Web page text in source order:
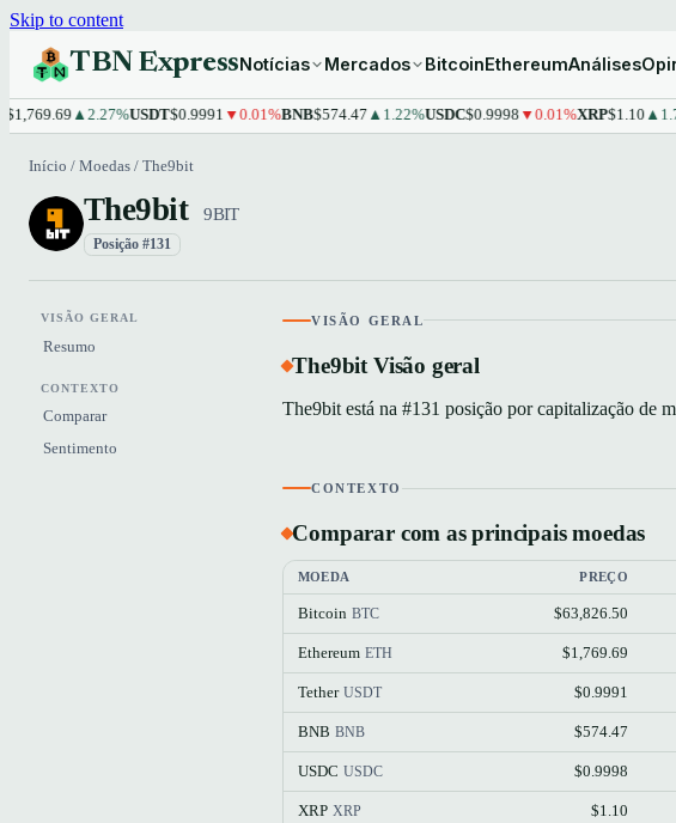
Skip to content
TBN ExpressNotícias Mercados BitcoinEthereumAnálises
▲2.27%USDT$0.9991▼0.01%BNB$574.47▲1.22%USDC$0.9998▼0.01%XRP$1.10
Início / Moedas / The9bit
The9bit 9BIT
Posição #131
VISÃO GERAL
Resumo
CONTEXTO
Comparar
Sentimento
VISÃO GERAL
The9bit Visão geral
The9bit está na #131 posição por capitalização de
CONTEXTO
Comparar com as principais moedas
MOEDA PREÇO
Bitcoin BTC $63,826.50
Ethereum ETH $1,769.69
Tether USDT $0.9991
BNB BNB $574.47
USDC USDC $0.9998
XRP XRP $1.10